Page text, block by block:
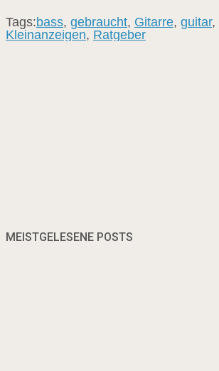
Tags:bass, gebraucht, Gitarre, guitar,
Kleinanzeigen, Ratgeber
MEISTGELESENE POSTS